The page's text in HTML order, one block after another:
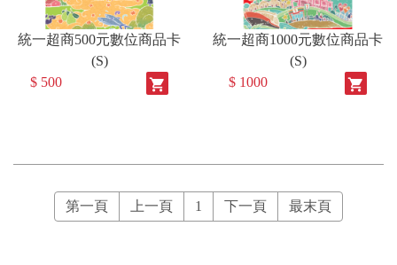
統一超商500元數位商品卡
(S)
$ 500
shopping_cart
統一超商1000元數位商品卡
(S)
$ 1000
shopping_cart
第一頁 上一頁 1 下一頁 最末頁